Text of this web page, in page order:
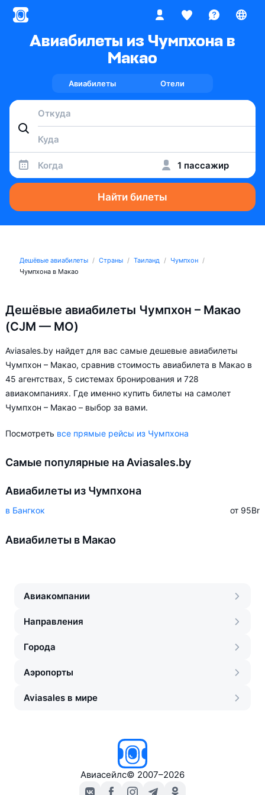
Авиабилеты из Чумпхона в
Макао
Авиабилеты Отели
Когда 1 пассажир
Найти билеты
Дешёвые авиабилеты Страны Таиланд
Чумпхон
Чумпхона в Макао
Дешёвые авиабилеты Чумпхон – Макао
(CJM — MO)
Aviasales.by найдет для вас самые дешевые авиабилеты
Чумпхон – Макао, сравнив стоимость авиабилета в Макао в
45 агентствах, 5 системах бронирования и 728
авиакомпаниях. Где именно купить билеты на самолет
Чумпхон – Макао – выбор за вами.
Посмотреть все прямые рейсы из Чумпхона
Самые популярные на Aviasales.by
Авиабилеты из Чумпхона
в Бангкок от 95Br
Авиабилеты в Макао
Авиакомпании
Направления
Города
Аэропорты
Aviasales в мире
Авиасейлс© 2007–2026